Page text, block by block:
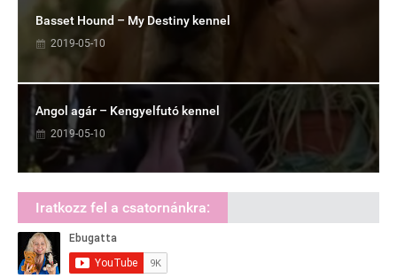
Basset Hound – My Destiny kennel
2019-05-10
Angol agár – Kengyelfutó kennel
2019-05-10
Iratkozz fel a csatornánkra: